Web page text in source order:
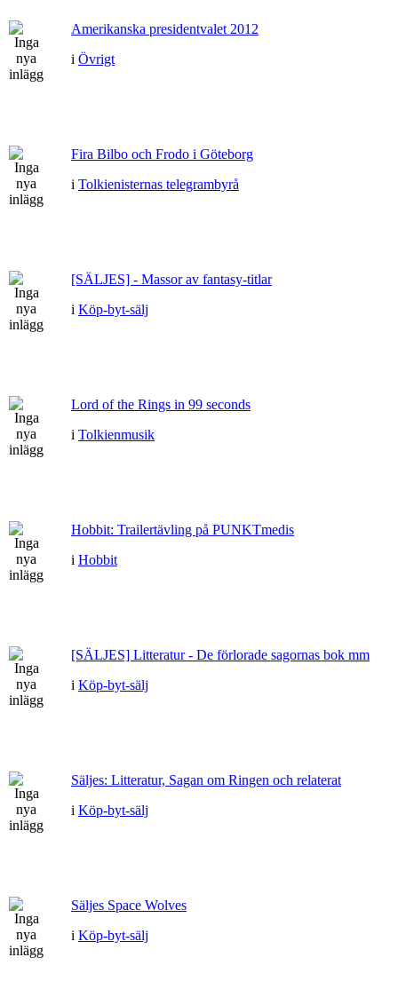
Amerikanska presidentvalet 2012
i Övrigt
Fira Bilbo och Frodo i Göteborg
i Tolkienisternas telegrambyrå
[SÄLJES] - Massor av fantasy-titlar
i Köp-byt-sälj
Lord of the Rings in 99 seconds
i Tolkienmusik
Hobbit: Trailertävling på PUNKTmedis
i Hobbit
[SÄLJES] Litteratur - De förlorade sagornas bok mm
i Köp-byt-sälj
Säljes: Litteratur, Sagan om Ringen och relaterat
i Köp-byt-sälj
Säljes Space Wolves
i Köp-byt-sälj